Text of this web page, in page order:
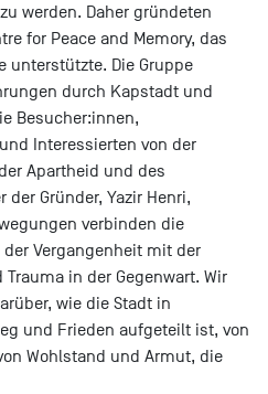
werden. Daher gründeten
for Peace and Memory, das
unterstützte. Die Gruppe
durch Kapstadt und
Besucher:innen,
Interessierten von der
Apartheid und des
Gründer, Yazir Henri,
verbinden die
Vergangenheit mit der
in der Gegenwart. Wir
wie die Stadt in
und Frieden aufgeteilt ist, von
Wohlstand und Armut, die